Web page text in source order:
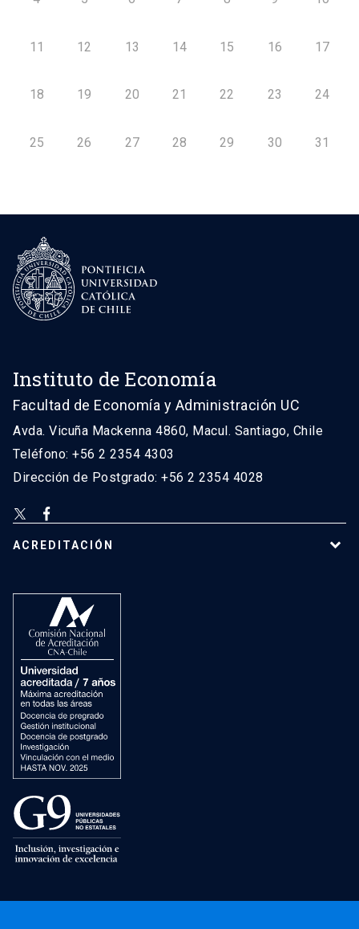
11 12 13 14 15 16 17
18 19 20 21 22 23 24
25 26 27 28 29 30 31
Instituto de Economía
Facultad de Economía y Administración UC
Avda. Vicuña Mackenna 4860, Macul. Santiago, Chile
Teléfono: +56 2 2354 4303
Dirección de Postgrado: +56 2 2354 4028
ACREDITACIÓN